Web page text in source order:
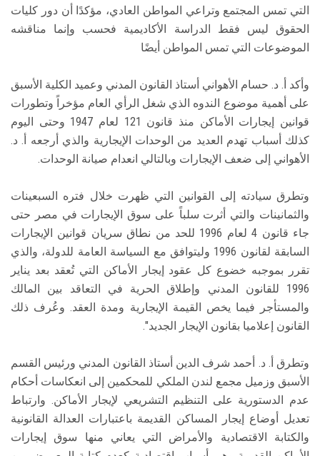
التي تمس المجتمع وتراعي المواطن العادي، مؤكدًا أن دور كليات
الحقوق ليس فقط الدراسة الأكاديمية فحسب وإنما مناقشه
الموضوعات التي تمس المواطن أيضًا
وأكد أ. د. حسام الأهواني أستاذ القانون المدني وعميد الكلية الأسبق
على أهمية موضوع الندوه الذي شغل الرأي العام مؤخراً وتطورات
قوانين إيجارات الأماكن منذ قانون 121 لعام 1947 وحتى اليوم
كذلك أسباب تهدم العديد من الوحدات الإيجارية والذي أرجعه أ. د.
الأهواني إلى ضعف الإيجارات وبالتالي انعدام صيانة الوحدات.
وتطرق سيادته إلى القوانين التي ظهرت خلال فتره السبعينات
والثمانينات والتي أثرت سلباً على سوق الإيجارات في مصر حتى
جاء قانون 4 لعام 1996 للحد من نطاق سريان قوانين الإيجارات
السابقة لقانون 1996 وليتوافق مع السياسة العامة للدولة، والذي
تقرر بموجبه خضوع كل عقود إيجار الأماكن التي تُعقد بعد يناير
1996 للقانون المدني وإطلاق الحرية في التعاقد بين المالك
والمستأجر فيما يخص القيمة الإيجارية ومدة العقد. وعُرف ذلك
القانون إعلاميا بقانون الإيجار الجديد".
وتطرق أ. د. أحمد شرف الدين أستاذ القانون المدني ورئيس القسم
الأسبق وزميل مجمع لندن الملكي للمحكمين إلى انعكاسات أحكام
عدم الدستورية على التنظيم التشريعي لإيجار الأماكن. وارتباط
تعديل أوضاع إيجار المساكن القديمة باعتبارات العدالة القانونية
والكتابة الاقتصادية والأمراض التي يعاني منها سوق إيجارات